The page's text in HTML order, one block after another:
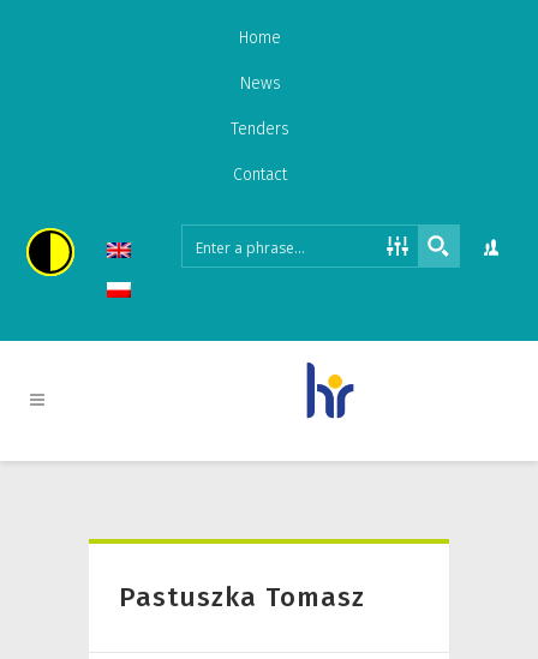
Home
News
Tenders
Contact
Pastuszka Tomasz